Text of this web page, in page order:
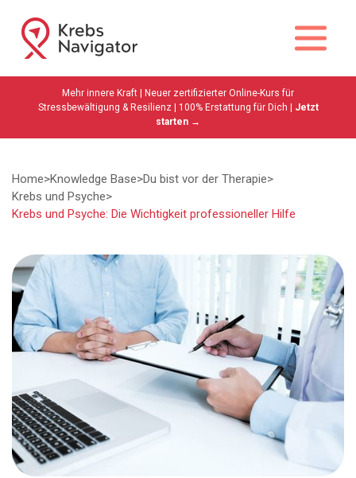
Mehr innere Kraft | Neuer zertifizierter Online-Kurs für
Stressbewältigung & Resilienz | 100% Erstattung für Dich |
Jetzt
starten →
Home>Knowledge Base>Du bist vor der Therapie>
Krebs und Psyche>
Krebs und Psyche: Die Wichtigkeit professioneller Hilfe